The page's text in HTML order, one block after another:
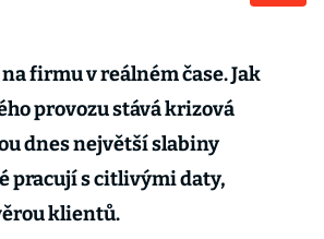
firmu v reálném čase. Jak
provozu stává krizová
dnes největší slabiny
pracují s citlivými daty,
klientů.